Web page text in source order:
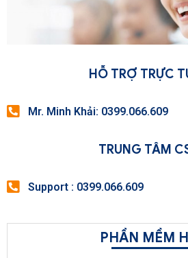
HỖ TRỢ TRỰC
Mr. Minh Khải: 0399.066.609
TRUNG TÂM
Support : 0399.066.609
PHẦN MỀM